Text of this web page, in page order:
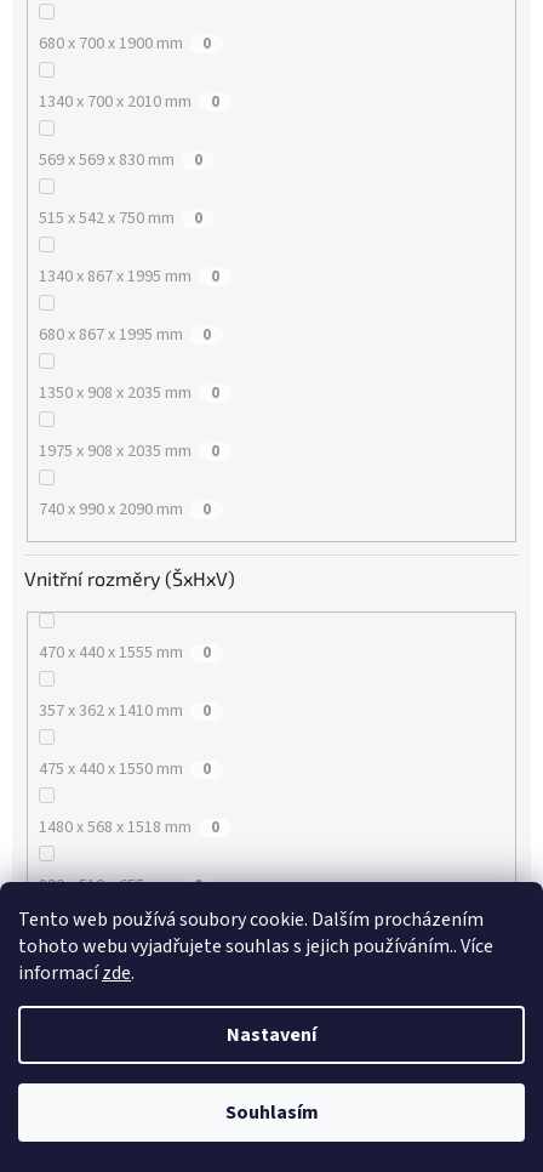
Tento web používá soubory cookie. Dalším procházením
tohoto webu vyjadřujete souhlas s jejich používáním.. Více
informacízde.
Nastavení
Souhlasím
680 x 700 x 1900 mm 0
1340 x 700 x 2010 mm 0
569 x 569 x 830 mm 0
515 x 542 x 750 mm 0
1340 x 867 x 1995 mm 0
680 x 867 x 1995 mm 0
1350 x 908 x 2035 mm 0
1975 x 908 x 2035 mm 0
740 x 990 x 2090 mm 0
Vnitřní rozměry (ŠxHxV)
470 x 440 x 1555 mm 0
357 x 362 x 1410 mm 0
475 x 440 x 1550 mm 0
1480 x 568 x 1518 mm 0
890 x 510 x 655 mm 0
1430 x 510 x 655 mm 0
1930 x 510 x 655 mm 0
890 x 510 x 576 mm 0